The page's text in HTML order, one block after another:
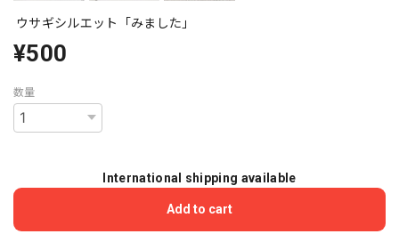
ウサギシルエット「みました」
¥500
数量
International shipping available
Add to cart